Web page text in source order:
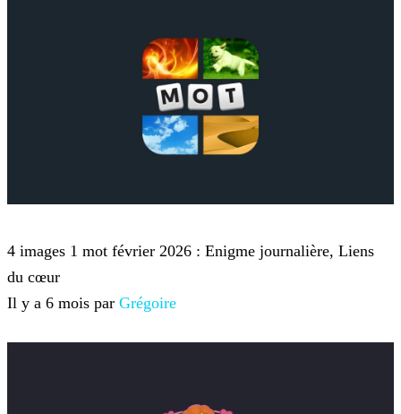
4 images 1 mot février 2026 : Enigme journalière, Liens
du cœur
Il y a 6 mois par Grégoire